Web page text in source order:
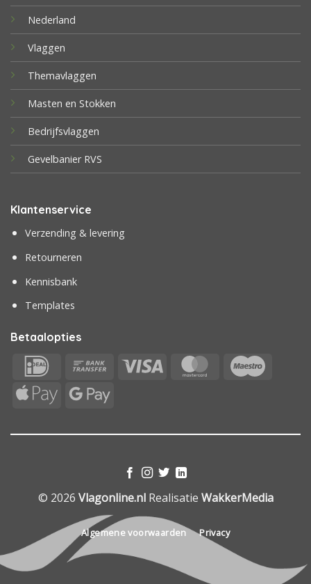
Nederland
Vlaggen
Themavlaggen
Masten en Stokken
Bedrijfsvlaggen
Gevelbanier RVS
Klantenservice
Verzending & levering
Retourneren
Kennisbank
Templates
Betaalopties
IDeal
Bank
Visa MasterCard
Apple
Google
© 2026 Vlagonline.nlRealisatie WakkerMedia
Algemene voorwaarden Privacy